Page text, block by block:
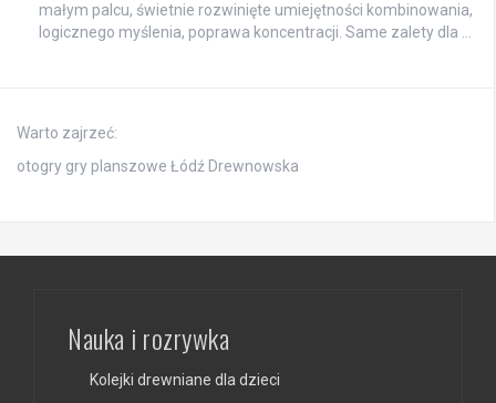
małym palcu, świetnie rozwinięte umiejętności kombinowania,
logicznego myślenia, poprawa koncentracji. Same zalety dla …
Warto zajrzeć:
otogry gry planszowe Łódź Drewnowska
Nauka i rozrywka
Kolejki drewniane dla dzieci